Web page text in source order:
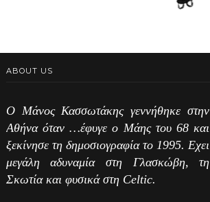
ABOUT US
Ο Μάνος Κασσωτάκης γεννήθηκε στην
Αθήνα όταν …έφυγε ο Μάης του 68 και
ξεκίνησε τη δημοσιογραφία το 1995. Εχει
μεγάλη αδυναμία στη Γλασκώβη, τη
Σκωτία και φυσικά στη Celtic.